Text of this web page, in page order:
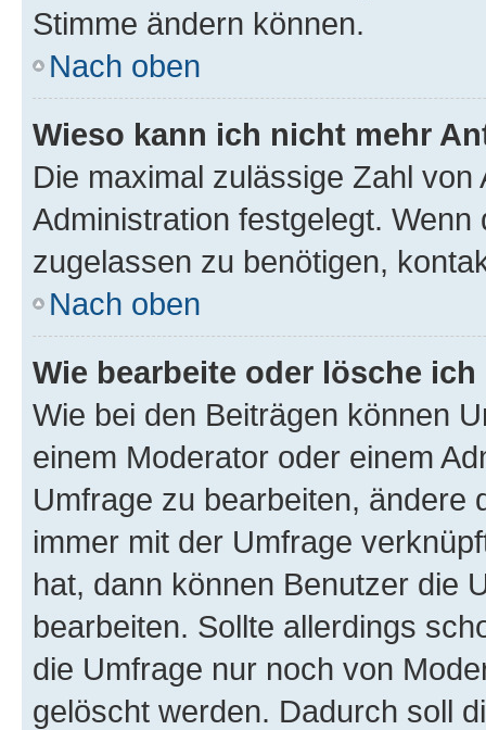
Stimme ändern können.
Nach oben
Wieso kann ich nicht mehr
Die maximal zulässige Zahl
Administration festgelegt.
zugelassen zu benötigen,
Nach oben
Wie bearbeite oder lösche
Wie bei den Beiträgen können
einem Moderator oder einem
Umfrage zu bearbeiten, ändere
immer mit der Umfrage
hat, dann können Benutzer die
bearbeiten. Sollte allerdings
die Umfrage nur noch von
gelöscht werden. Dadurch soll